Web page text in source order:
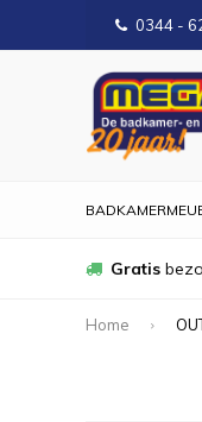
0344 -
Gratis
Home